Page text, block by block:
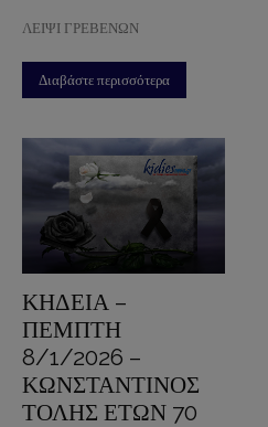
ΛΕΙΨΙ ΓΡΕΒΕΝΩΝ
Διαβάστε περισσότερα
ΚΗΔΕΙΑ –
ΠΕΜΠΤΗ
8/1/2026 –
ΚΩΝΣΤΑΝΤΙΝΟΣ
ΤΟΛΗΣ ΕΤΩΝ 70